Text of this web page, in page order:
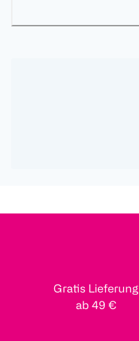
Gratis Lieferung
ab 49 €